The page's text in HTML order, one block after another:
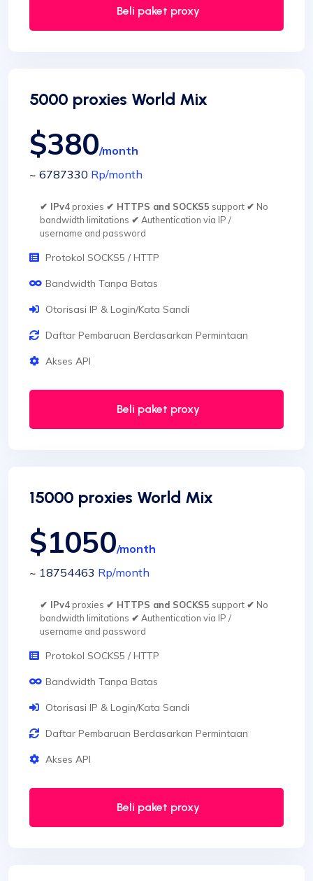
Beli paket proxy
5000 proxies World Mix
$380/month
~ 6787330 Rp/month
✔ IPv4proxies ✔ HTTPS and SOCKS5 support ✔ No
bandwidth limitations ✔ Authentication via IP /
username and password
Protokol SOCKS5 / HTTP
Bandwidth Tanpa Batas
Otorisasi IP & Login/Kata Sandi
Daftar Pembaruan Berdasarkan Permintaan
Akses API
Beli paket proxy
15000 proxies World Mix
$1050/month
~ 18754463 Rp/month
✔ IPv4proxies ✔ HTTPS and SOCKS5 support ✔ No
bandwidth limitations ✔ Authentication via IP /
username and password
Protokol SOCKS5 / HTTP
Bandwidth Tanpa Batas
Otorisasi IP & Login/Kata Sandi
Daftar Pembaruan Berdasarkan Permintaan
Akses API
Beli paket proxy